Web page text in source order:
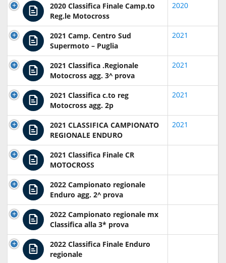
2020 Classifica Finale Camp.to
Reg.le Motocross
2020
2021 Camp. Centro Sud
Supermoto – Puglia
2021
2021 Classifica .Regionale
Motocross agg. 3^ prova
2021
2021 Classifica c.to reg
Motocross agg. 2p
2021
2021 CLASSIFICA CAMPIONATO
REGIONALE ENDURO
2021
2021 Classifica Finale CR
MOTOCROSS
2022 Campionato regionale
Enduro agg. 2^ prova
2022 Campionato regionale mx
Classifica alla 3* prova
2022 Classifica Finale Enduro
regionale